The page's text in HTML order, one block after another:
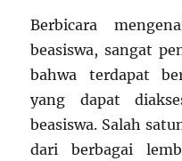
Berbicara
beasiswa, sangat
bahwa terdapat
yang dapat
beasiswa. Salah
dari berbagai